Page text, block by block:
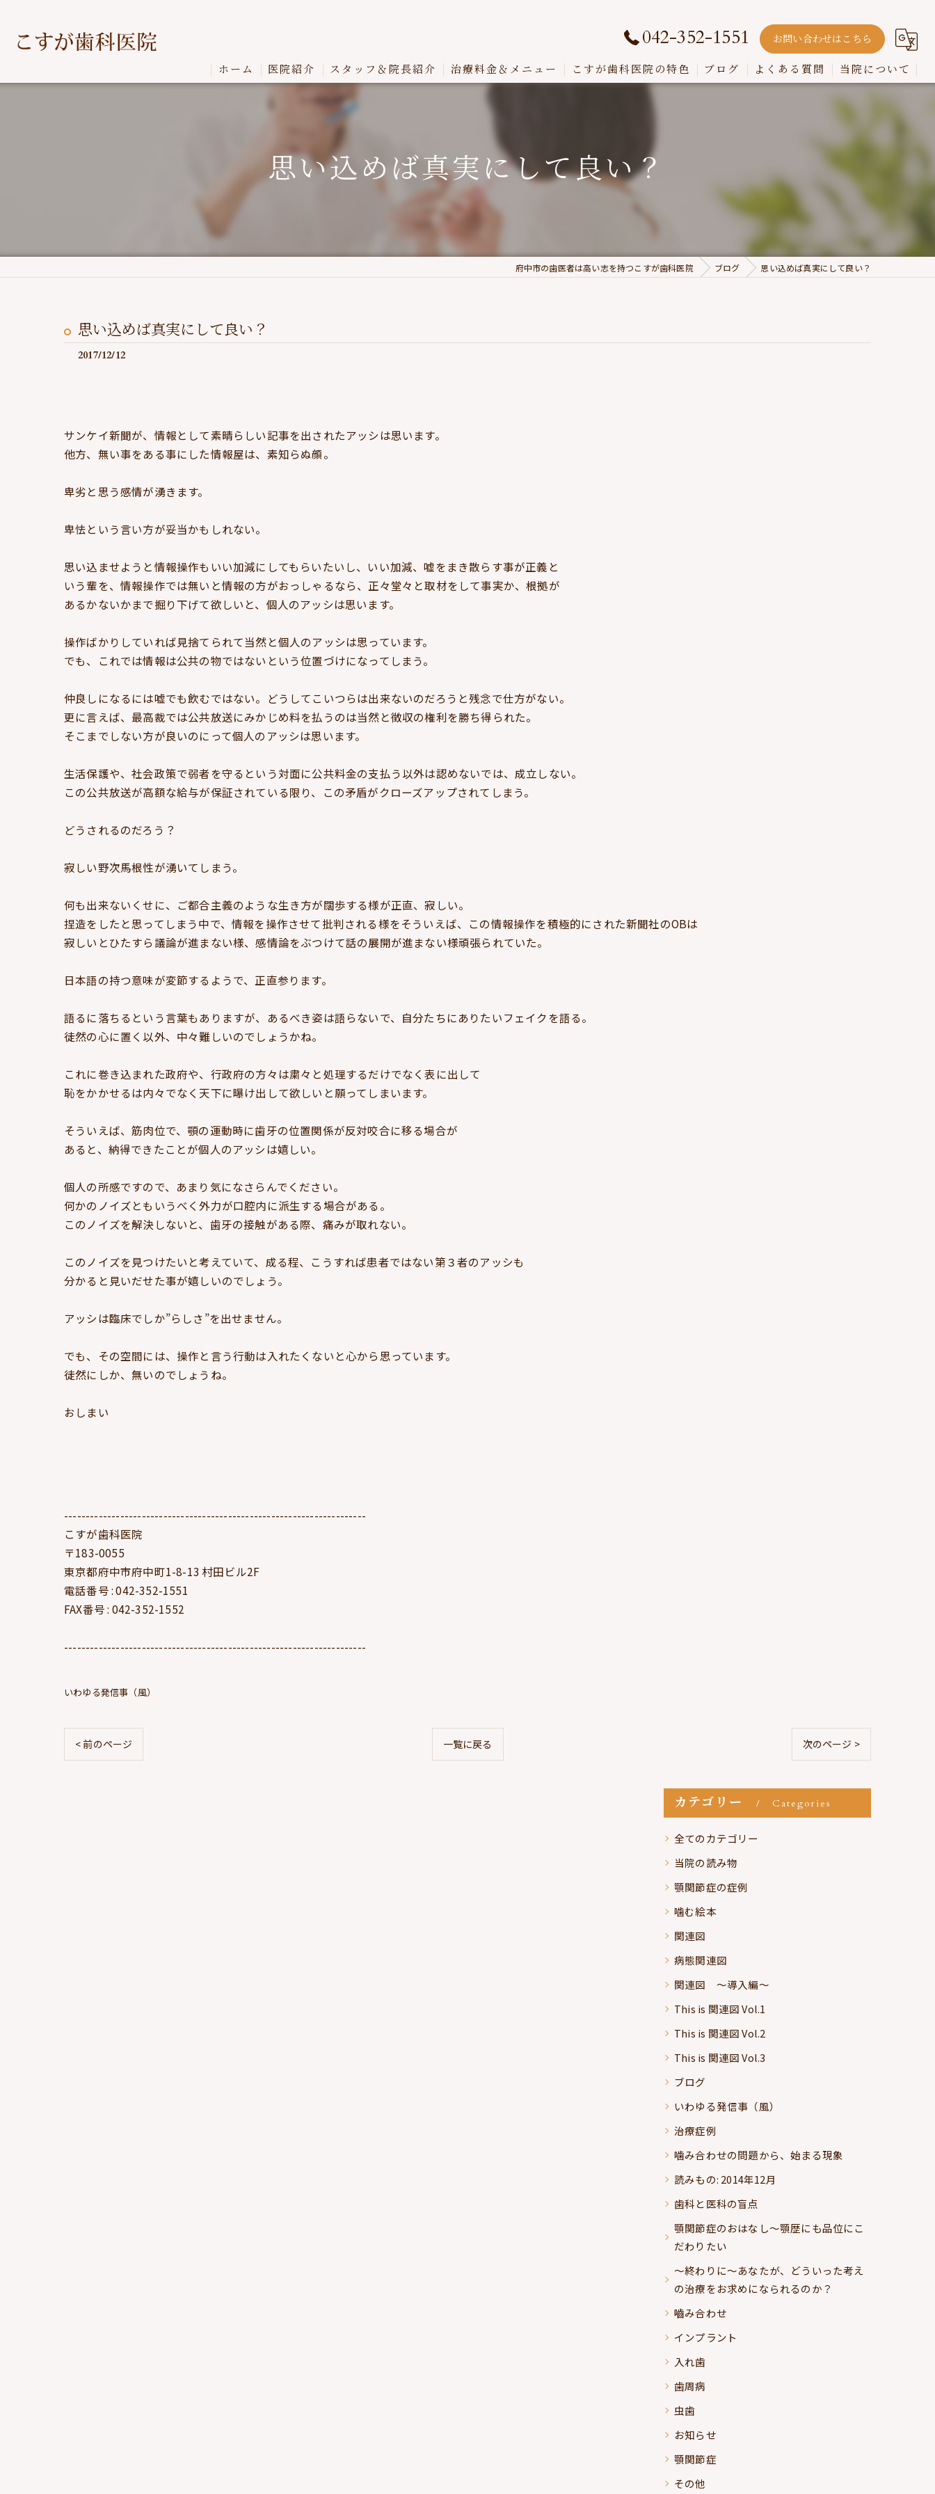
042-352-1551 お問い合わせはこちら
ホーム 医院紹介 スタッフ＆院長紹介 治療料金＆メニュー こすが歯科医院の特色 ブログ よくある質問 当院について
インプラント
入れ歯
歯周病
虫歯
思い込めば真実にして良い？
府中市の歯医者は高い志を持つこすが歯科医院 ブログ 思い込めば真実にして良い？
思い込めば真実にして良い？
2017/12/12
サンケイ新聞が、情報として素晴らしい記事を出されたアッシは思います。
他方、無い事をある事にした情報屋は、素知らぬ顔。
卑劣と思う感情が湧きます。
卑怯という言い方が妥当かもしれない。
思い込ませようと情報操作もいい加減にしてもらいたいし、いい加減、嘘をまき散らす事が正義と
いう輩を、情報操作では無いと情報の方がおっしゃるなら、正々堂々と取材をして事実か、根拠が
あるかないかまで掘り下げて欲しいと、個人のアッシは思います。
操作ばかりしていれば見捨てられて当然と個人のアッシは思っています。
でも、これでは情報は公共の物ではないという位置づけになってしまう。
仲良しになるには嘘でも飲むではない。どうしてこいつらは出来ないのだろうと残念で仕方がない。
更に言えば、最高裁では公共放送にみかじめ料を払うのは当然と徴収の権利を勝ち得られた。
そこまでしない方が良いのにって個人のアッシは思います。
生活保護や、社会政策で弱者を守るという対面に公共料金の支払う以外は認めないでは、成立しない。
この公共放送が高額な給与が保証されている限り、この矛盾がクローズアップされてしまう。
どうされるのだろう？
寂しい野次馬根性が湧いてしまう。
何も出来ないくせに、ご都合主義のような生き方が闊歩する様が正直、寂しい。
捏造をしたと思ってしまう中で、情報を操作させて批判される様をそういえば、この情報操作を積極的にされた新聞社のOBは
寂しいとひたすら議論が進まない様、感情論をぶつけて話の展開が進まない様頑張られていた。
日本語の持つ意味が変節するようで、正直参ります。
語るに落ちるという言葉もありますが、あるべき姿は語らないで、自分たちにありたいフェイクを語る。
徒然の心に置く以外、中々難しいのでしょうかね。
これに巻き込まれた政府や、行政府の方々は粛々と処理するだけでなく表に出して
恥をかかせるは内々でなく天下に曝け出して欲しいと願ってしまいます。
そういえば、筋肉位で、顎の運動時に歯牙の位置関係が反対咬合に移る場合が
あると、納得できたことが個人のアッシは嬉しい。
個人の所感ですので、あまり気になさらんでください。
何かのノイズともいうべく外力が口腔内に派生する場合がある。
このノイズを解決しないと、歯牙の接触がある際、痛みが取れない。
このノイズを見つけたいと考えていて、成る程、こうすれば患者ではない第３者のアッシも
分かると見いだせた事が嬉しいのでしょう。
アッシは臨床でしか”らしさ”を出せません。
でも、その空間には、操作と言う行動は入れたくないと心から思っています。
徒然にしか、無いのでしょうね。
おしまい
----------------------------------------------------------------------
こすが歯科医院
〒183-0055
東京都府中市府中町1-8-13 村田ビル2F
電話番号 : 042-352-1551
FAX番号 : 042-352-1552
----------------------------------------------------------------------
いわゆる発信事（風）
< 前のページ 一覧に戻る 次のページ >
カテゴリー Categories
全てのカテゴリー
当院の読み物
顎関節症の症例
噛む絵本
関連図
病態関連図
関連図 ～導入編～
This is 関連図 Vol.1
This is 関連図 Vol.2
This is 関連図 Vol.3
ブログ
いわゆる発信事（風）
治療症例
噛み合わせの問題から、始まる現象
読みもの: 2014年12月
歯科と医科の盲点
顎関節症のおはなし～顎歴にも品位にこ
だわりたい
～終わりに～あなたが、どういった考え
の治療をお求めになられるのか？
嚙み合わせ
インプラント
入れ歯
歯周病
虫歯
お知らせ
顎関節症
その他